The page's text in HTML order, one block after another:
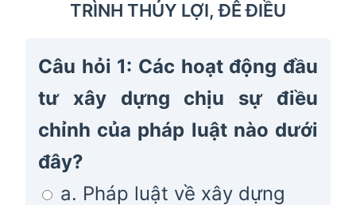
TRÌNH THỦY LỢI, ĐÊ ĐIỀU
Câu hỏi 1: Các hoạt động đầu
tư xây dựng chịu sự điều
chỉnh của pháp luật nào dưới
đây?
a. Pháp luật về xây dựng